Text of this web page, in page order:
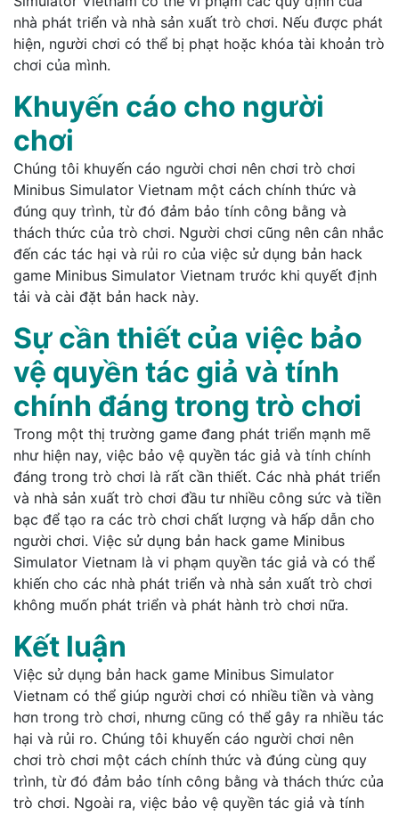
nhà phát triển và nhà sản xuất trò chơi. Nếu được phát
hiện, người chơi có thể bị phạt hoặc khóa tài khoản trò
chơi của mình.
Khuyến cáo cho người
chơi
Chúng tôi khuyến cáo người chơi nên chơi trò chơi
Minibus Simulator Vietnam một cách chính thức và
đúng quy trình, từ đó đảm bảo tính công bằng và
thách thức của trò chơi. Người chơi cũng nên cân nhắc
đến các tác hại và rủi ro của việc sử dụng bản hack
game Minibus Simulator Vietnam trước khi quyết định
tải và cài đặt bản hack này.
Sự cần thiết của việc bảo
vệ quyền tác giả và tính
chính đáng trong trò chơi
Trong một thị trường game đang phát triển mạnh mẽ
như hiện nay, việc bảo vệ quyền tác giả và tính chính
đáng trong trò chơi là rất cần thiết. Các nhà phát triển
và nhà sản xuất trò chơi đầu tư nhiều công sức và tiền
bạc để tạo ra các trò chơi chất lượng và hấp dẫn cho
người chơi. Việc sử dụng bản hack game Minibus
Simulator Vietnam là vi phạm quyền tác giả và có thể
khiến cho các nhà phát triển và nhà sản xuất trò chơi
không muốn phát triển và phát hành trò chơi nữa.
Kết luận
Việc sử dụng bản hack game Minibus Simulator
Vietnam có thể giúp người chơi có nhiều tiền và vàng
hơn trong trò chơi, nhưng cũng có thể gây ra nhiều tác
hại và rủi ro. Chúng tôi khuyến cáo người chơi nên
chơi trò chơi một cách chính thức và đúng cùng quy
trình, từ đó đảm bảo tính công bằng và thách thức của
trò chơi. Ngoài ra, việc bảo vệ quyền tác giả và tính